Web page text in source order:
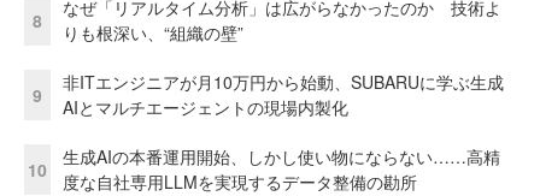
8
なぜ「リアルタイム分析」は広がらなかったのか 技術よ
りも根深い、“組織の壁”
9
非ITエンジニアが月10万円から始動、SUBARUに学ぶ生成
AIとマルチエージェントの現場内製化
10
生成AIの本番運用開始、しかし使い物にならない……高精
度な自社専用LLMを実現するデータ整備の勘所